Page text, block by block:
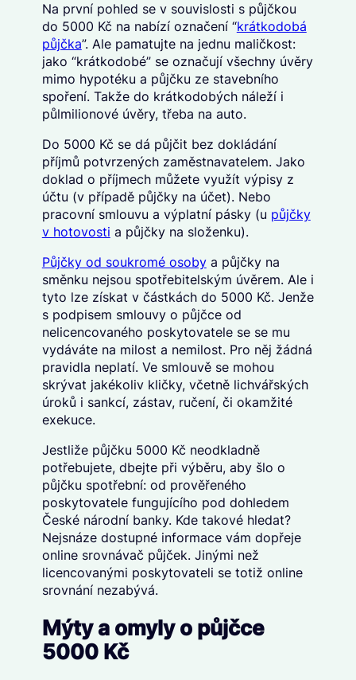
Na první pohled se v souvislosti s půjčkou
do 5000 Kč na nabízí označení “krátkodobá
půjčka”. Ale pamatujte na jednu maličkost:
jako “krátkodobé” se označují všechny úvěry
mimo hypotéku a půjčku ze stavebního
spoření. Takže do krátkodobých náleží i
půlmilionové úvěry, třeba na auto.
Do 5000 Kč se dá půjčit bez dokládání
příjmů potvrzených zaměstnavatelem. Jako
doklad o příjmech můžete využít výpisy z
účtu (v případě půjčky na účet). Nebo
pracovní smlouvu a výplatní pásky (u půjčky
v hotovosti a půjčky na složenku).
Půjčky od soukromé osobya půjčky na
směnku nejsou spotřebitelským úvěrem. Ale i
tyto lze získat v částkách do 5000 Kč. Jenže
s podpisem smlouvy o půjčce od
nelicencovaného poskytovatele se se mu
vydáváte na milost a nemilost. Pro něj žádná
pravidla neplatí. Ve smlouvě se mohou
skrývat jakékoliv kličky, včetně lichvářských
úroků i sankcí, zástav, ručení, či okamžité
exekuce.
Jestliže půjčku 5000 Kč neodkladně
potřebujete, dbejte při výběru, aby šlo o
půjčku spotřební: od prověřeného
poskytovatele fungujícího pod dohledem
České národní banky. Kde takové hledat?
Nejsnáze dostupné informace vám dopřeje
online srovnávač půjček. Jinými než
licencovanými poskytovateli se totiž online
srovnání nezabývá.
Mýty a omyly o půjčce
5000 Kč